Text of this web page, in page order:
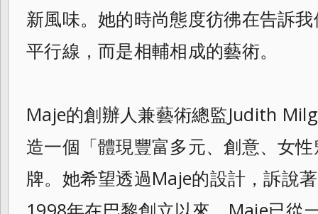
新風味。她的時尚態度彷彿在告訴
平行線，而是相輔相成的藝術。
Maje的創辦人兼藝術總監Judith
造一個「體現豐富多元、創意、女
牌。她希望透過Maje的設計，訴說